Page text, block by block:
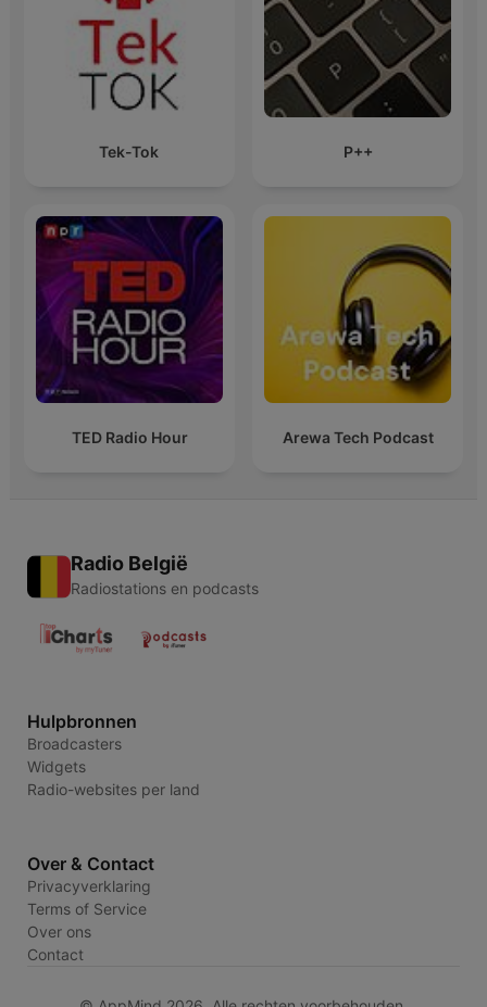
Tek-Tok P++
TED Radio Hour Arewa Tech Podcast
Radio België
Radiostations en podcasts
Hulpbronnen
Broadcasters
Widgets
Radio-websites per land
Over & Contact
Privacyverklaring
Terms of Service
Over ons
Contact